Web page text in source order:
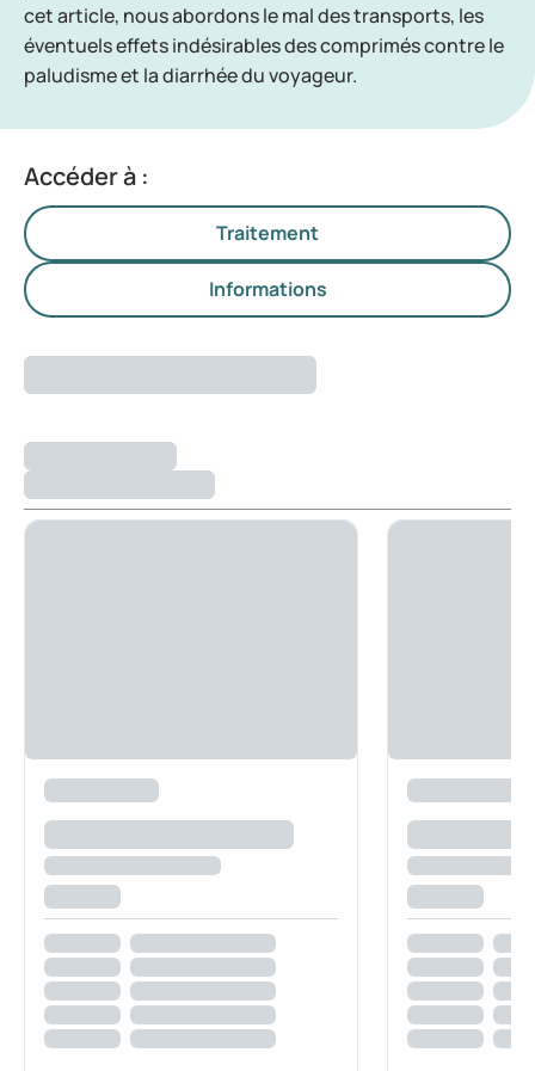
cet article, nous abordons le mal des transports, les
éventuels effets indésirables des comprimés contre le
paludisme et la diarrhée du voyageur.
Accéder à :
Traitement
Informations